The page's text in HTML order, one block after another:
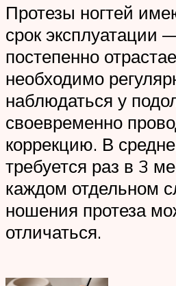
Протезы ногтей
срок эксплуатации
постепенно
необходимо
наблюдаться у
своевременно
коррекцию. В
требуется раз в 3
каждом отдельном
ношения протеза
отличаться.